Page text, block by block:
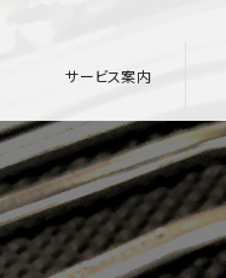
サービス案内